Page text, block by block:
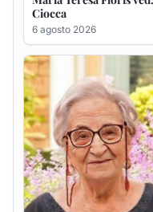
Giovanna Ponsanu Ved.
Decandia
5 agosto 2026